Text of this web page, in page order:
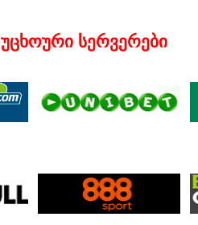
უცხოური სერვერები